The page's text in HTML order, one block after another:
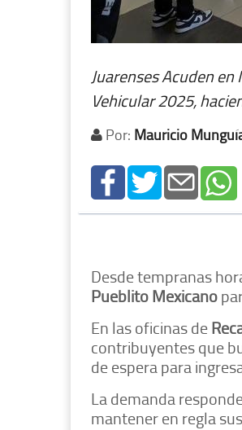
Juarenses Acuden
Vehicular 2025,
Por: Mauricio
Desde tempranas
Pueblito Mexicano
En las oficinas de
contribuyentes que
de espera para
La demanda
mantener en regla